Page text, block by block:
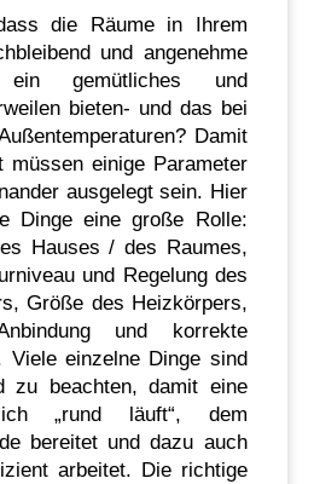
die Räume in Ihrem
und angenehme
gemütliches und
bieten- und das bei
Damit
müssen einige Parameter
ausgelegt sein. Hier
Dinge eine große Rolle:
Hauses / des Raumes,
und Regelung des
Größe des Heizkörpers,
und korrekte
Viele einzelne Dinge sind
zu beachten, damit eine
„rund läuft“, dem
bereitet und dazu auch
arbeitet. Die richtige